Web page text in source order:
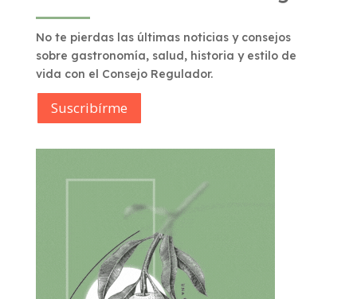
No te pierdas las últimas noticias y consejos
sobre gastronomía, salud, historia y estilo de
vida con el Consejo Regulador.
Suscribírme